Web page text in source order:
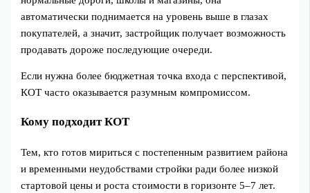
автоматически поднимается на уровень выше в глазах
покупателей, а значит, застройщик получает возможность
продавать дороже последующие очереди.
Если нужна более бюджетная точка входа с перспективой,
КОТ часто оказывается разумным компромиссом.
Кому подходит КОТ
Тем, кто готов мириться с постепенным развитием района
и временными неудобствами стройки ради более низкой
стартовой цены и роста стоимости в горизонте 5–7 лет.